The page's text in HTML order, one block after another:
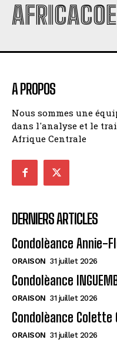
A PROPOS
Nous sommes une
dans l'analyse et le
Afrique Centrale
DERNIERS ARTICLES
Condolèance Annie-
ORAISON 31 juillet 2026
Condolèance
ORAISON 31 juillet 2026
Condolèance Colette
ORAISON 31 juillet 2026